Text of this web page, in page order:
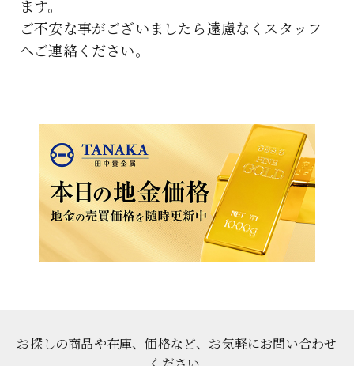
ます。
ご不安な事がございましたら遠慮なくスタッフ
へご連絡ください。
お探しの商品や在庫、価格など、お気軽にお問い合わせ